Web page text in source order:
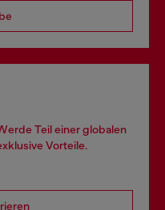
Teil einer globalen
Vorteile.